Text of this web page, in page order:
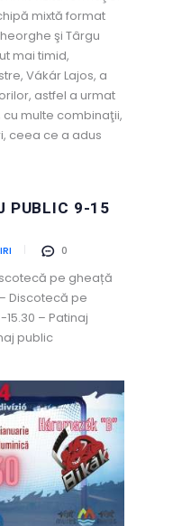
mixtă format
şi Târgu
mai timid,
Vákár Lajos, a
astfel a urmat
multe combinaţii,
ceea ce a adus
PUBLIC 9-15
0
pe gheață
Discotecă pe
– Patinaj
public